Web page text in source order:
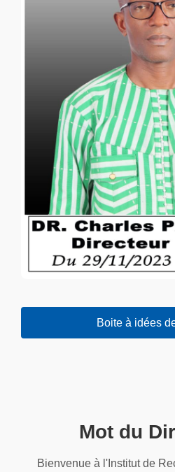
Boite à idées
Mot du
Bienvenue à l'Institut de